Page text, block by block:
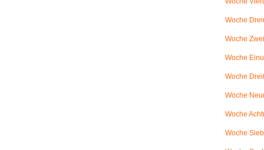
Woche
Woche
Woche
Woche
Woche
Woche
Woche